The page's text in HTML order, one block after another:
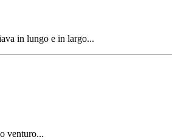
in lungo e in largo...
venturo...